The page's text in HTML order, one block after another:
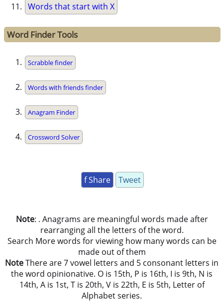
Words that start with X
Word Finder Tools
Scrabble finder
Words with friends finder
Anagram Finder
Crossword Solver
f Share Tweet
Note: . Anagrams are meaningful words made after
rearranging all the letters of the word.
Search More words for viewing how many words can be
made out of them
NoteThere are 7 vowel letters and 5 consonant letters in
the word opinionative. O is 15th, P is 16th, I is 9th, N is
14th, A is 1st, T is 20th, V is 22th, E is 5th, Letter of
Alphabet series.